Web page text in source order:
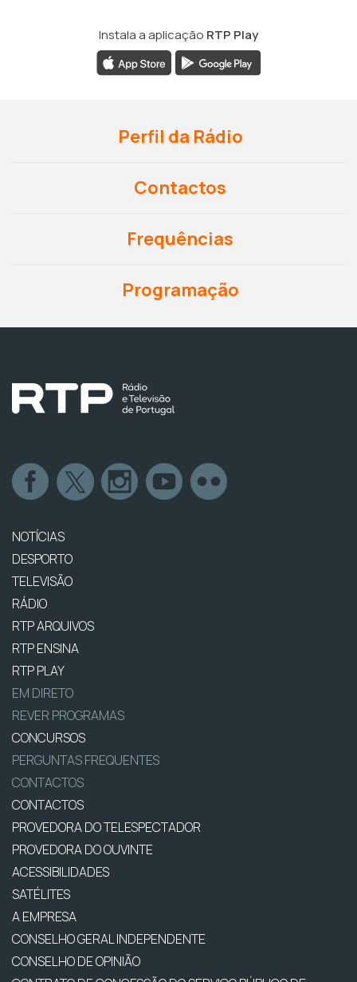
Instala a aplicação RTP Play
Perfil da Rádio
Contactos
Frequências
Programação
NOTÍCIAS
DESPORTO
TELEVISÃO
RÁDIO
RTP ARQUIVOS
RTP ENSINA
RTP PLAY
EM DIRETO
REVER PROGRAMAS
CONCURSOS
PERGUNTAS FREQUENTES
CONTACTOS
CONTACTOS
PROVEDORA DO TELESPECTADOR
PROVEDORA DO OUVINTE
ACESSIBILIDADES
SATÉLITES
A EMPRESA
CONSELHO GERAL INDEPENDENTE
CONSELHO DE OPINIÃO